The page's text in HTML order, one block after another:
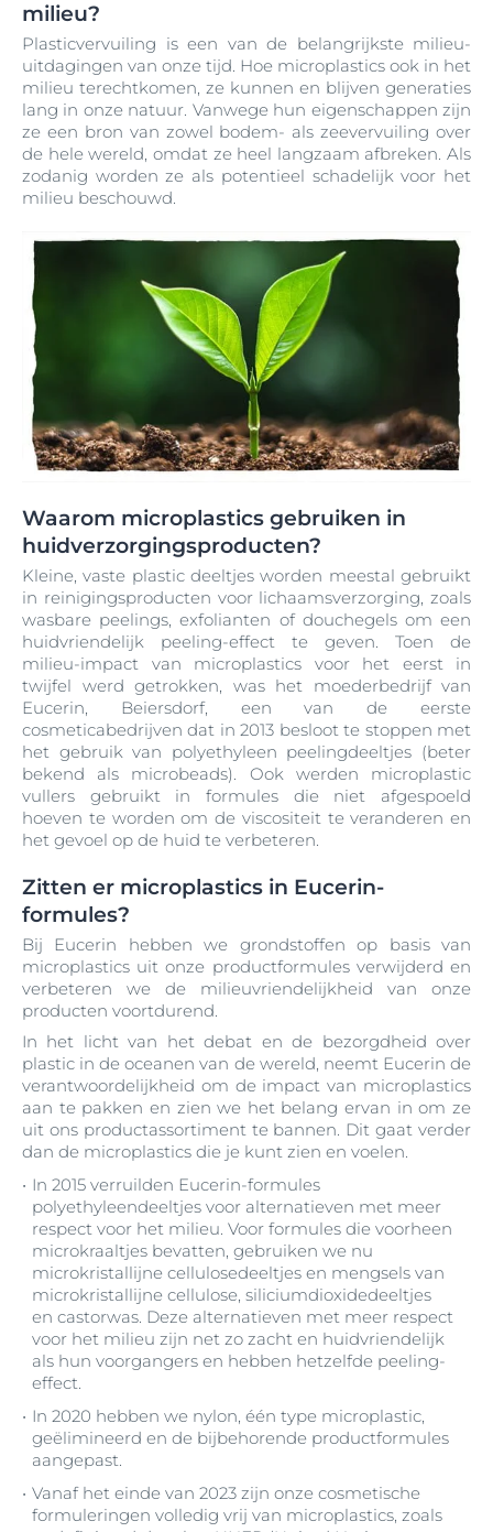
milieu?
Plasticvervuiling is een van de belangrijkste milieu-
uitdagingen van onze tijd. Hoe microplastics ook in het
milieu terechtkomen, ze kunnen en blijven generaties
lang in onze natuur. Vanwege hun eigenschappen zijn
ze een bron van zowel bodem- als zeevervuiling over
de hele wereld, omdat ze heel langzaam afbreken. Als
zodanig worden ze als potentieel schadelijk voor het
milieu beschouwd.
Waarom microplastics gebruiken in
huidverzorgingsproducten?
Kleine, vaste plastic deeltjes worden meestal gebruikt
in reinigingsproducten voor lichaamsverzorging, zoals
wasbare peelings, exfolianten of douchegels om een
huidvriendelijk peeling-effect te geven. Toen de
milieu-impact van microplastics voor het eerst in
twijfel werd getrokken, was het moederbedrijf van
Eucerin, Beiersdorf, een van de eerste
cosmeticabedrijven dat in 2013 besloot te stoppen met
het gebruik van polyethyleen peelingdeeltjes (beter
bekend als microbeads). Ook werden microplastic
vullers gebruikt in formules die niet afgespoeld
hoeven te worden om de viscositeit te veranderen en
het gevoel op de huid te verbeteren.
Zitten er microplastics in Eucerin-
formules?
Bij Eucerin hebben we grondstoffen op basis van
microplastics uit onze productformules verwijderd en
verbeteren we de milieuvriendelijkheid van onze
producten voortdurend.
In het licht van het debat en de bezorgdheid over
plastic in de oceanen van de wereld, neemt Eucerin de
verantwoordelijkheid om de impact van microplastics
aan te pakken en zien we het belang ervan in om ze
uit ons productassortiment te bannen. Dit gaat verder
dan de microplastics die je kunt zien en voelen.
In 2015 verruilden Eucerin-formules
polyethyleendeeltjes voor alternatieven met meer
respect voor het milieu. Voor formules die voorheen
microkraaltjes bevatten, gebruiken we nu
microkristallijne cellulosedeeltjes en mengsels van
microkristallijne cellulose, siliciumdioxidedeeltjes
en castorwas. Deze alternatieven met meer respect
voor het milieu zijn net zo zacht en huidvriendelijk
als hun voorgangers en hebben hetzelfde peeling-
effect.
In 2020 hebben we nylon, één type microplastic,
geëlimineerd en de bijbehorende productformules
aangepast.
Vanaf het einde van 2023 zijn onze cosmetische
formuleringen volledig vrij van microplastics, zoals